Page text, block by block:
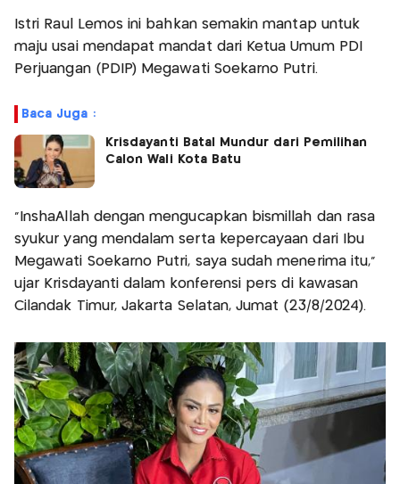
Istri Raul Lemos ini bahkan semakin mantap untuk
maju usai mendapat mandat dari Ketua Umum PDI
Perjuangan (PDIP) Megawati Soekarno Putri.
Baca Juga :
Krisdayanti Batal Mundur dari Pemilihan
Calon Wali Kota Batu
"InshaAllah dengan mengucapkan bismillah dan rasa
syukur yang mendalam serta kepercayaan dari Ibu
Megawati Soekarno Putri, saya sudah menerima itu,"
ujar Krisdayanti dalam konferensi pers di kawasan
Cilandak Timur, Jakarta Selatan, Jumat (23/8/2024).